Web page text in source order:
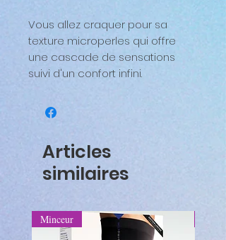
Vous allez craquer pour sa
texture microperles qui offre
une cascade de sensations
suivi d'un confort infini.
Articles
similaires
Minceur